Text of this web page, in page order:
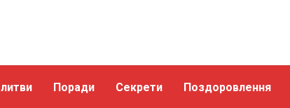
Поради Секрети Поздоровлення